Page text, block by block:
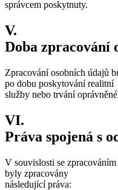
správcem poskytnuty.
V.
Doba zpracování
Zpracování osobních údajů
po dobu poskytování realitní
služby nebo trvání
VI.
Práva spojená s
V souvislosti se
byly zpracovány
následující práva: